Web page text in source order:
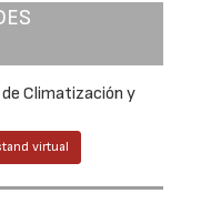
Climatización y
virtual